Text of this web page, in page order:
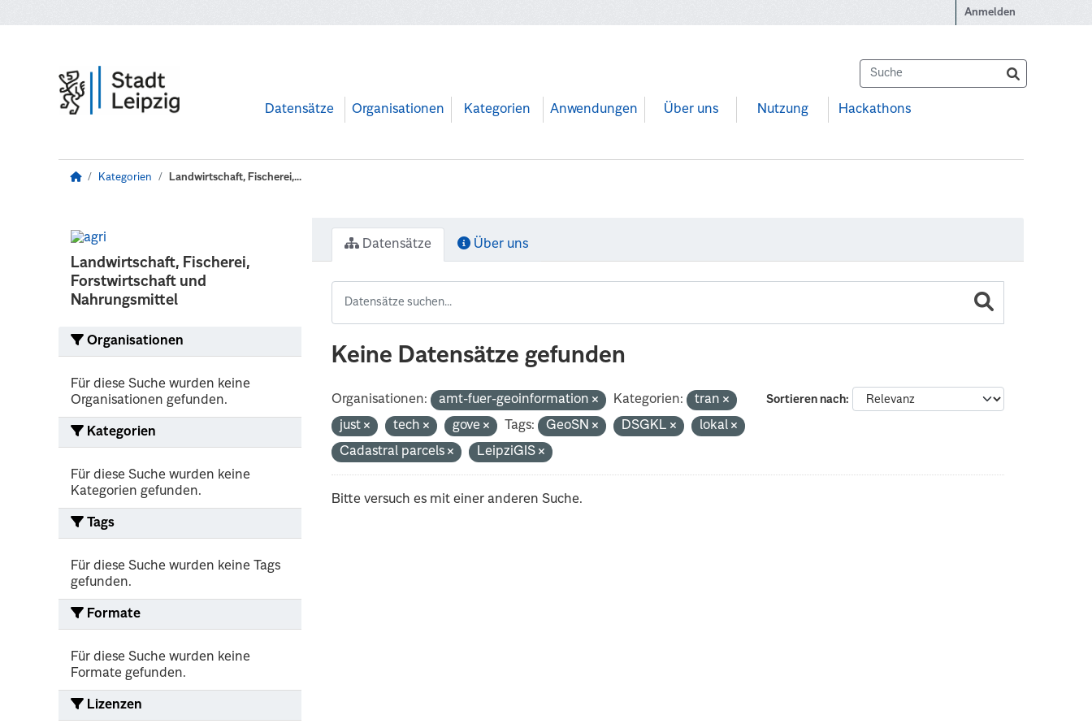
Anmelden
Datensätze Organisationen Kategorien Anwendungen Über uns Nutzung Hackathons
Kategorien Landwirtschaft, Fischerei,...
Landwirtschaft, Fischerei,
Forstwirtschaft und
Nahrungsmittel
Organisationen
Für diese Suche wurden keine
Organisationen gefunden.
Kategorien
Für diese Suche wurden keine
Kategorien gefunden.
Tags
Für diese Suche wurden keine Tags
gefunden.
Formate
Für diese Suche wurden keine
Formate gefunden.
Lizenzen
Datensätze Über uns
Keine Datensätze gefunden
Sortieren nach
Organisationen: amt-fuer-geoinformation Kategorien:
tran
just
tech gove Tags: GeoSN DSGKL
lokal
Cadastral parcels
LeipziGIS
Bitte versuch es mit einer anderen Suche.